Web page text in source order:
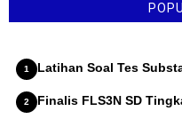
Latihan Soal Tes
Finalis FLS3N SD